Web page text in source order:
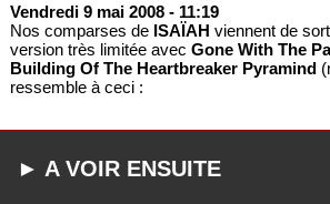
Vendredi 9 mai 2008 - 11:19
Nos comparses de ISAÏAH viennent de
version très limitée avec Gone With The
Building Of The Heartbreaker Pyramind
ressemble à ceci :
► A VOIR ENSUITE